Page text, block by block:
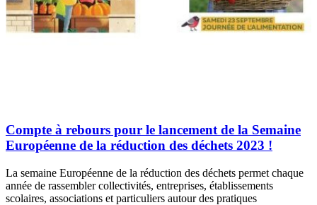
Compte à rebours pour le lancement de la Semaine
Européenne de la réduction des déchets 2023 !
La semaine Européenne de la réduction des déchets permet chaque
année de rassembler collectivités, entreprises, établissements
scolaires, associations et particuliers autour des pratiques